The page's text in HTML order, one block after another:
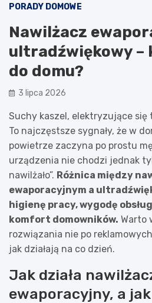
PORADY DOMOWE
Nawilżacz
ultradźwiękowy –
do domu?
3 lipca 2026
Suchy kaszel, elektryzujące się
To najczęstsze sygnały, że w
powietrze zaczyna po prostu
urządzenia nie chodzi jednak
nawilżało”. Różnica między
ewaporacyjnym a
higienę pracy, wygodę
komfort domowników. Warto
rozwiązania nie po
jak działają na co dzień.
Jak działa
ewaporacyjny, a jak